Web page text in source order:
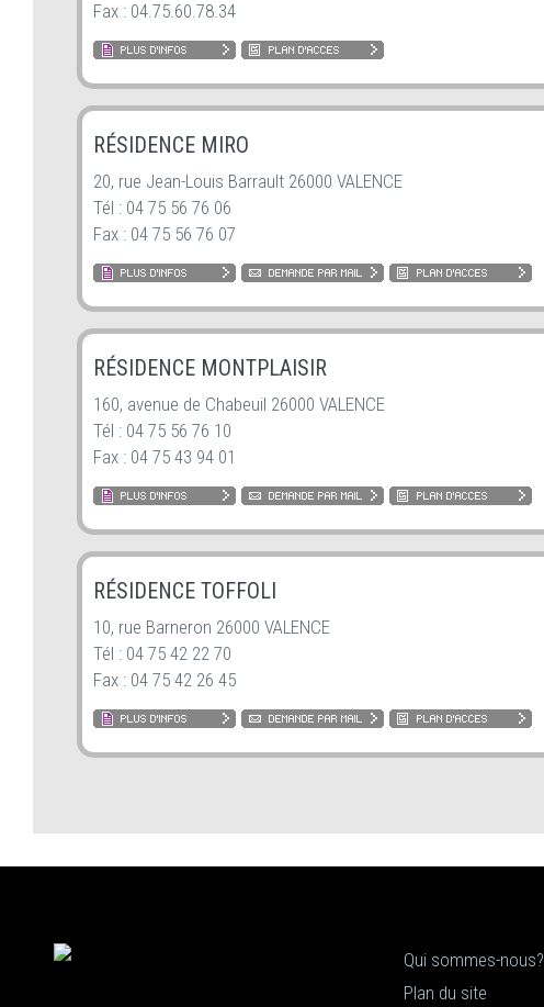
Fax : 04.75.60.78.34
RÉSIDENCE MIRO
20, rue Jean-Louis Barrault 26000 VALENCE
Tél : 04 75 56 76 06
Fax : 04 75 56 76 07
RÉSIDENCE MONTPLAISIR
160, avenue de Chabeuil 26000 VALENCE
Tél : 04 75 56 76 10
Fax : 04 75 43 94 01
RÉSIDENCE TOFFOLI
10, rue Barneron 26000 VALENCE
Tél : 04 75 42 22 70
Fax : 04 75 42 26 45
Qui sommes-nous?
Plan du site